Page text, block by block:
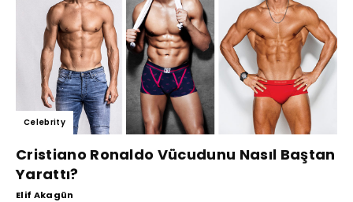
Celebrity
Cristiano Ronaldo Vücudunu Nasıl Baştan
Yarattı?
Elif Akagün